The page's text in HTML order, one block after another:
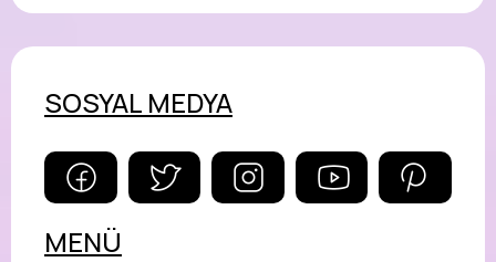
SOSYAL MEDYA
MENÜ